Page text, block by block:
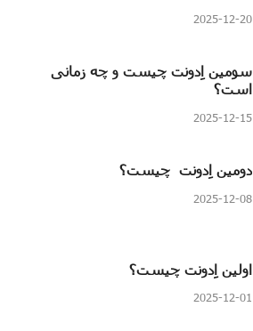
2025-12-20
سومین اِدونت چیست و چه زمانی
است؟
2025-12-15
دومین اِدونت چیست؟
2025-12-08
اولین اِدونت چیست؟
2025-12-01